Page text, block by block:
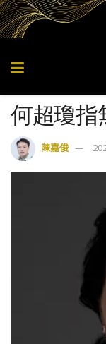
何超瓊指
陳嘉俊